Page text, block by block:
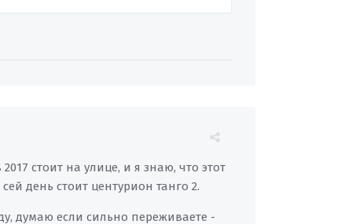
стоит на улице, и я знаю, что этот
день стоит центурион танго 2.
думаю если сильно переживаете -